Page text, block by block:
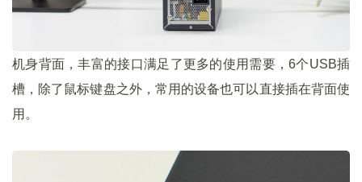
机身背面，丰富的接口满足了更多的使用需要，6个USB插
槽，除了鼠标键盘之外，常用的设备也可以直接插在背面使
用。